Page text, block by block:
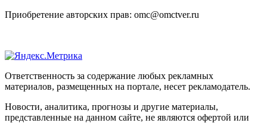
Приобретение авторских прав: omc@omctver.ru
Ответственность за содержание любых рекламных
материалов, размещенных на портале, несет рекламодатель.
Новости, аналитика, прогнозы и другие материалы,
представленные на данном сайте, не являются офертой или